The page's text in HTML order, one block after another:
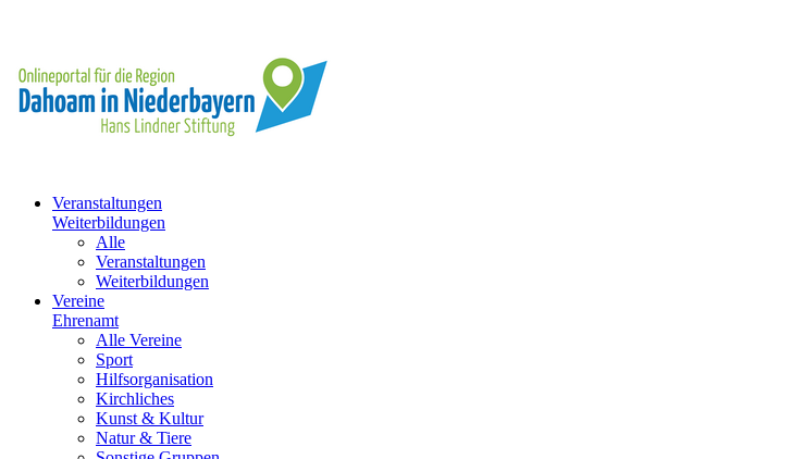
Veranstaltungen
Weiterbildungen
Alle
Veranstaltungen
Weiterbildungen
Vereine
Ehrenamt
Alle Vereine
Sport
Hilfsorganisation
Kirchliches
Kunst & Kultur
Natur & Tiere